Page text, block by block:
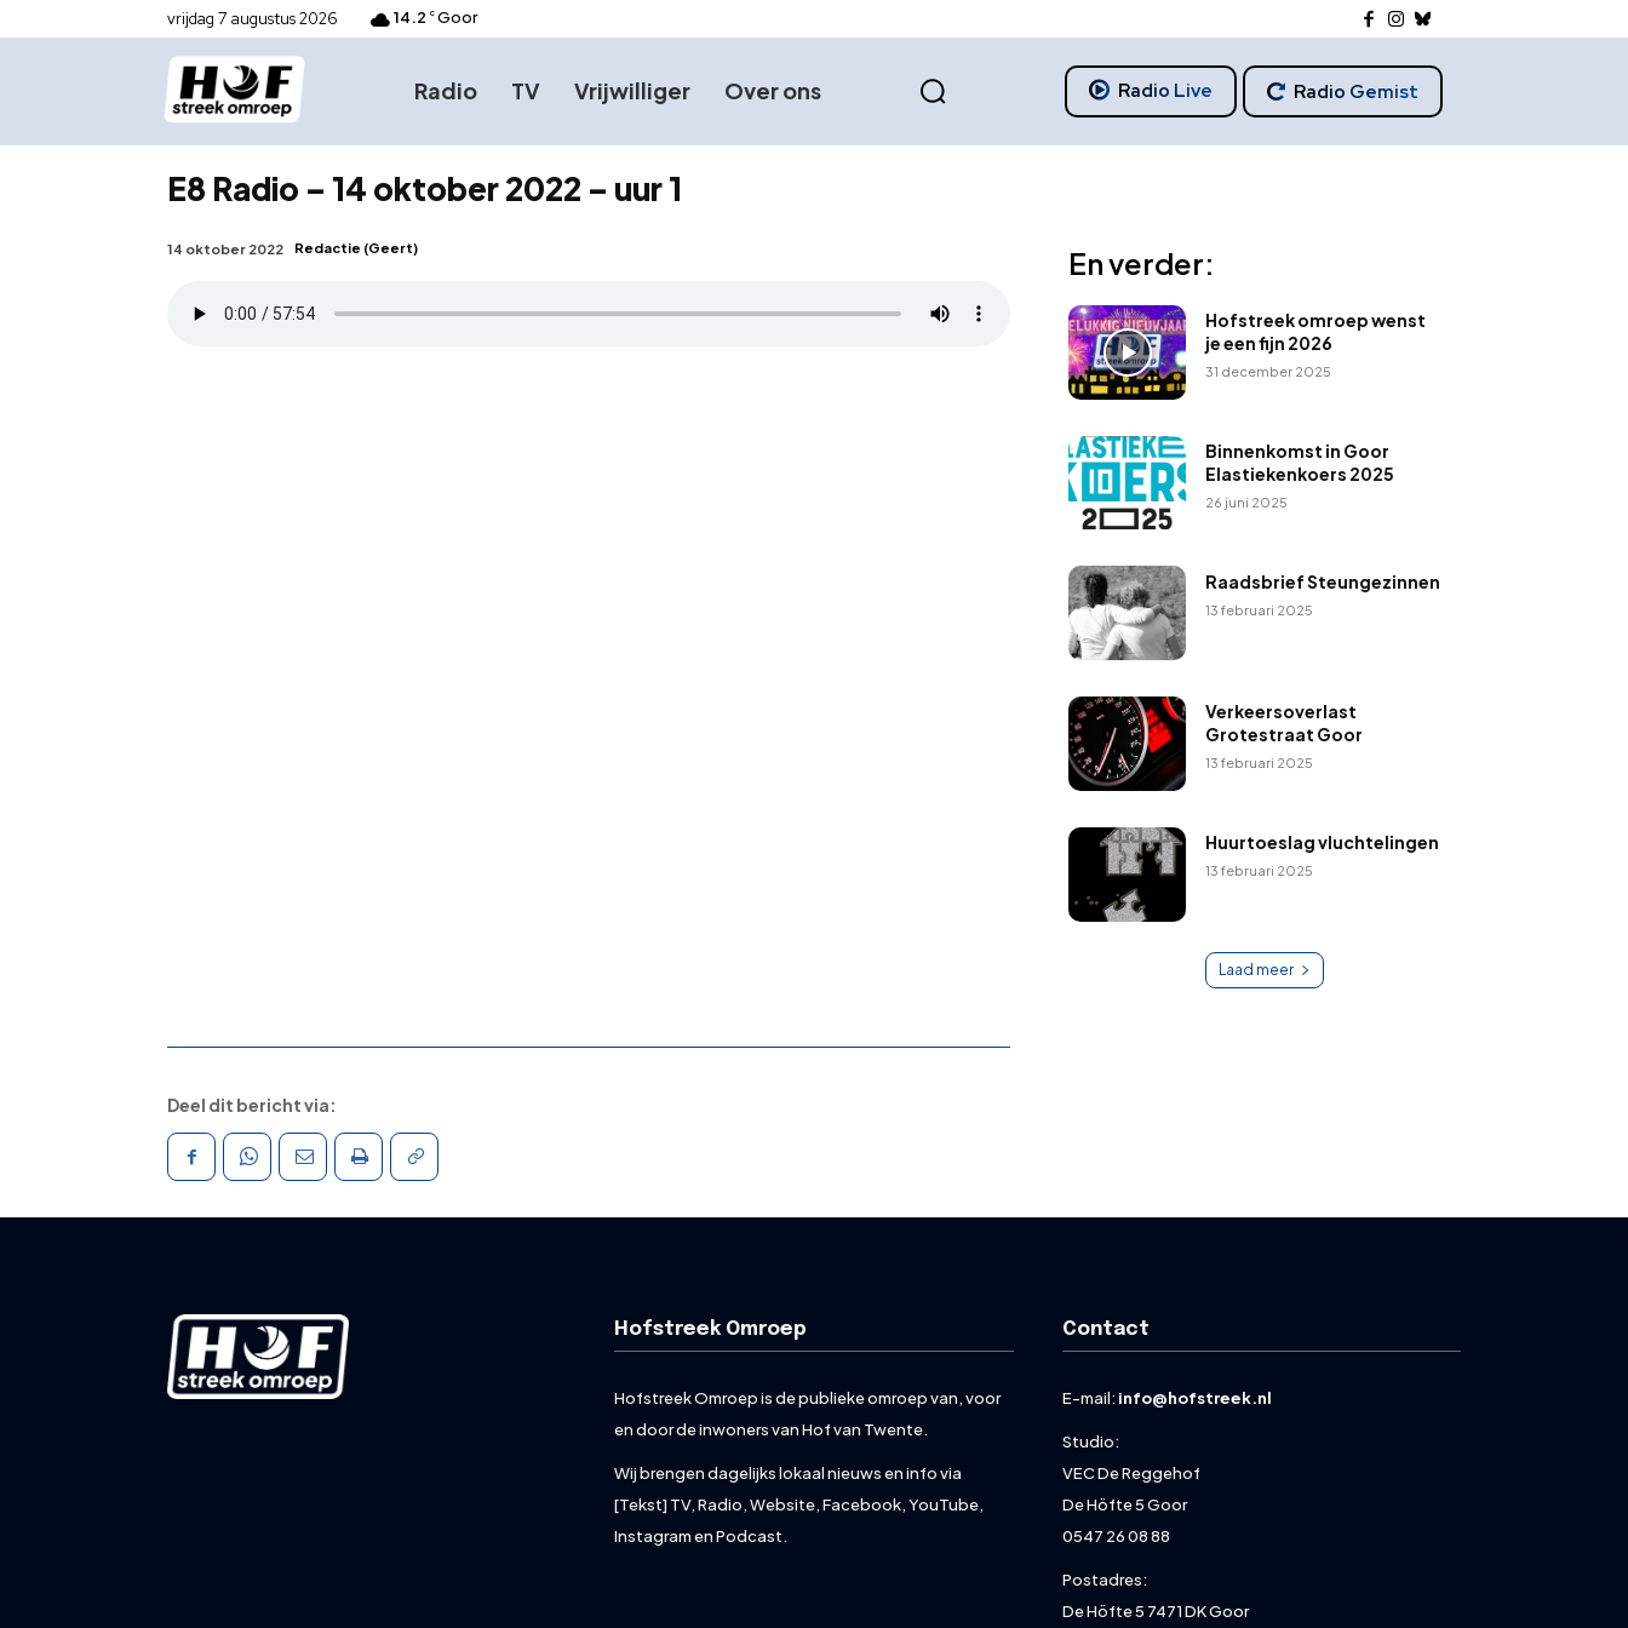
vrijdag 7 augustus 2026 14.2 C Goor
Radio TV Vrijwilliger Over ons Radio Live Radio Gemist
E8 Radio – 14 oktober 2022 – uur 1
14 oktober 2022 Redactie (Geert) En verder:
Hofstreek omroep wenst
je een fijn 2026
31 december 2025
Binnenkomst in Goor
Elastiekenkoers 2025
26 juni 2025
Raadsbrief Steungezinnen
13 februari 2025
Verkeersoverlast
Grotestraat Goor
13 februari 2025
Huurtoeslag vluchtelingen
13 februari 2025
Laad meer
Deel dit bericht via:
Hofstreek Omroep
Hofstreek Omroep is de publieke omroep van, voor
en door de inwoners van Hof van Twente.
Wij brengen dagelijks lokaal nieuws en info via
[Tekst] TV, Radio, Website, Facebook, YouTube,
Instagram en Podcast.
Contact
E-mail: info@hofstreek.nl
Studio:
VEC De Reggehof
De Höfte 5 Goor
0547 26 08 88
Postadres:
De Höfte 5 7471 DK Goor